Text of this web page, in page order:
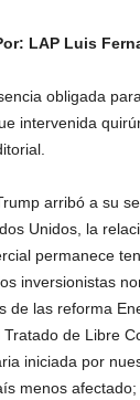
LAP Luis
obligada
intervenida
arribó a su
Unidos, la
permanece
inversionistas
de las reforma
de Libre
iniciada por
menos